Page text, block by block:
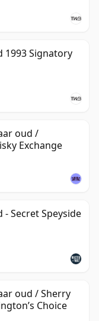
1993 Signatory
oud /
Exchange
- Secret Speyside
oud / Sherry
Choice